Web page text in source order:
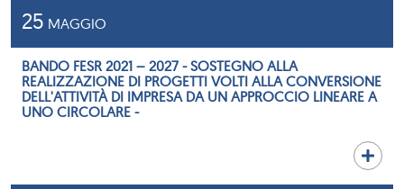
25 MAGGIO
BANDO FESR 2021 – 2027 - SOSTEGNO ALLA
REALIZZAZIONE DI PROGETTI VOLTI ALLA CONVERSIONE
DELL'ATTIVITÀ DI IMPRESA DA UN APPROCCIO LINEARE A
UNO CIRCOLARE -